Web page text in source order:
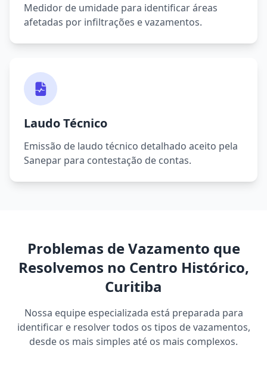
Medidor de umidade para identificar áreas
afetadas por infiltrações e vazamentos.
Laudo Técnico
Emissão de laudo técnico detalhado aceito pela
Sanepar para contestação de contas.
Problemas de Vazamento que
Resolvemos no Centro Histórico,
Curitiba
Nossa equipe especializada está preparada para
identificar e resolver todos os tipos de vazamentos,
desde os mais simples até os mais complexos.